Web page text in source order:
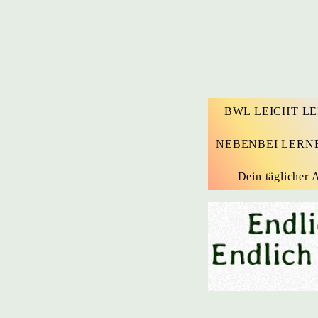
BWL LEICHT
NEBENBEI
Dein täglicher